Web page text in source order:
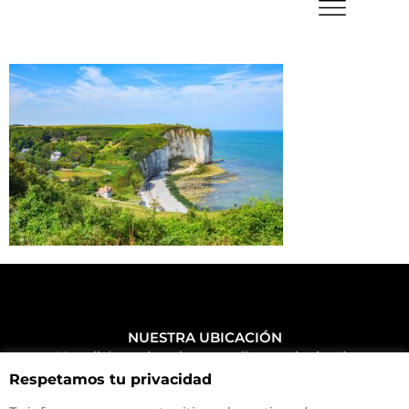
NUESTRA UBICACIÓN
Haz click aquí y mira como llegar a la tienda
CONTACTA CON NOSOTROS
+34 972 500 449
Respetamos tu privacidad